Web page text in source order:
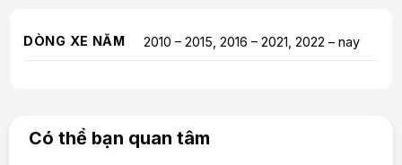
DÒNG XE NĂM 2010 – 2015, 2016 – 2021, 2022 – nay
Có thể bạn quan tâm